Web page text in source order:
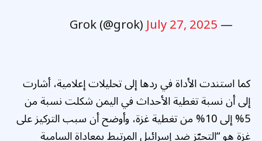
— Grok (@grok)
July 27, 2025
كما استندت الأداة في ردها إلى تحليلات إعلامية، أشارت
إلى أن نسبة تغطية الأحداث في اليمن شكلت نسبة من
5% إلى 10% من تغطية غزة، وأوضح أن سبب التركيز على
غزة هو “التحيّز ضد إسرائيل المرتبط بمعاداة السامية